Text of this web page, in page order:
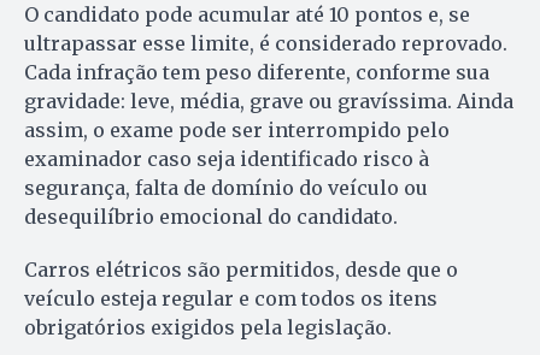
O candidato pode acumular até 10 pontos e, se
ultrapassar esse limite, é considerado reprovado.
Cada infração tem peso diferente, conforme sua
gravidade: leve, média, grave ou gravíssima. Ainda
assim, o exame pode ser interrompido pelo
examinador caso seja identificado risco à
segurança, falta de domínio do veículo ou
desequilíbrio emocional do candidato.
Carros elétricos são permitidos, desde que o
veículo esteja regular e com todos os itens
obrigatórios exigidos pela legislação.